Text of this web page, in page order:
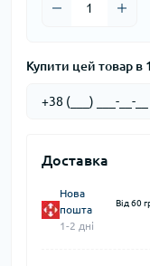
Купити цей товар в
Доставка
Нова
пошта
1-2 дні
Від 60